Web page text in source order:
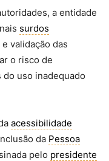
a entidade
surdos
validação das
o risco de
uso inadequado
acessibilidade
da Pessoa
pelo presidente